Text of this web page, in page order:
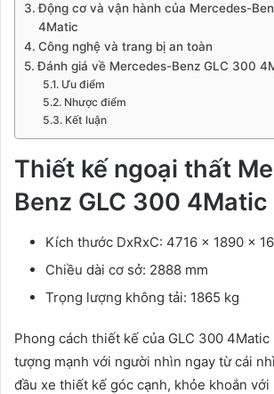
Động cơ và vận hành của Mercedes-
4Matic
Công nghệ và trang bị an toàn
Đánh giá về Mercedes-Benz GLC 300
Ưu điểm
Nhược điểm
Kết luận
Thiết kế ngoại thất
Benz GLC 300
Kích thước DxRxC: 4716 x 1890 x
Chiều dài cơ sở: 2888 mm
Trọng lượng không tải: 1865 kg
Phong cách thiết kế của GLC 300 4Matic
tượng mạnh với người nhìn ngay từ cái
đầu xe thiết kế góc cạnh, khỏe khoắn